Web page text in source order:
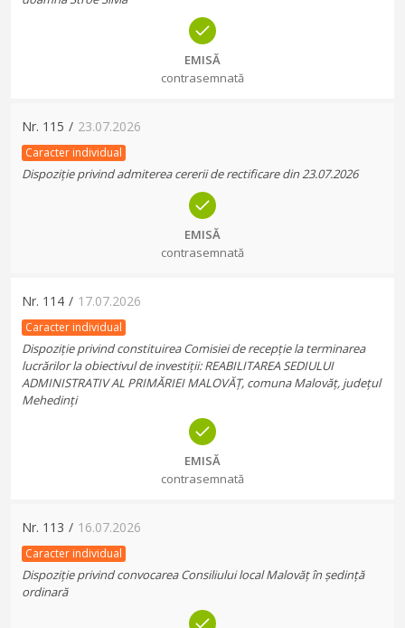
EMISĂ
contrasemnată
Nr. 115 / 23.07.2026
Caracter individual
Dispoziție privind admiterea cererii de rectificare din 23.07.2026
EMISĂ
contrasemnată
Nr. 114 / 17.07.2026
Caracter individual
Dispoziție privind constituirea Comisiei de recepție la terminarea
lucrărilor la obiectivul de investiții: REABILITAREA SEDIULUI
ADMINISTRATIV AL PRIMĂRIEI MALOVĂȚ, comuna Malovăț, județul
Mehedinți
EMISĂ
contrasemnată
Nr. 113 / 16.07.2026
Caracter individual
Dispoziție privind convocarea Consiliului local Malovăț în ședință
ordinară